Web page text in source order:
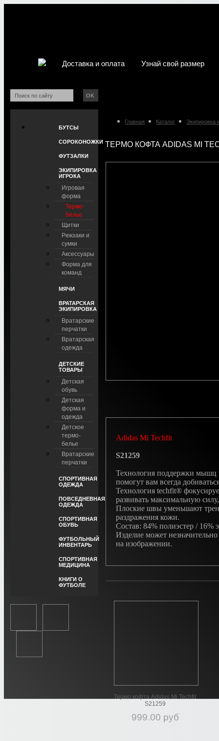
Доставка и оплата Узнай свой размер
OK
БУТСЫ
СОРОКОНОЖКИ
ФУТЗАЛКИ
ЭКИПИРОВКА
ИГРОКА
Игровая
форма
Термо-
белье
Щитки
Рюкзаки и
сумки
Аксессуары
Форма для
команд
МЯЧИ
ВРАТАРСКАЯ
ЭКИПИРОВКА
Вратарские
перчатки
Вратарская
одежда
ДЕТСКИЕ
ТОВАРЫ
Детская
обувь
Детская
форма и
одежда
Детское
термо-
белье
Вратарские
перчатки
СПОРТИВНАЯ
ОДЕЖДА
ПОВСЕДНЕВНАЯ
ОДЕЖДА
СПОРТИВНАЯ
ОБУВЬ
ФУТБОЛЬНЫЙ
ИНВЕНТАРЬ
СПОРТИВНАЯ
МЕДИЦИНА
КНИГИ О
ФУТБОЛЕ
Главная Каталог Экипировка
ТЕРМО КОФТА ADIDAS MI
Adidas Mi Techfit
S21259
Технология поддержки
помогут вам всегда
Технология techfit®
развивать максимальную
Плоские швы уменьшают
раздражения кожи.
Состав: 84% полиэстер / 16%
Изделие может
на изображении.
Термо кофта Adidas Mi Techfit
S21259
999.00 руб